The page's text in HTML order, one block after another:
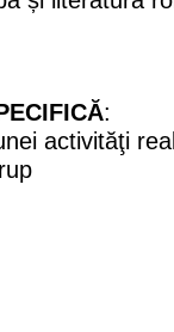
:
activităţi